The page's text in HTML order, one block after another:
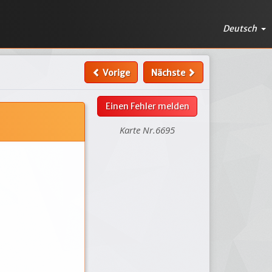
Deutsch
Vorige Nächste
Einen Fehler melden
Karte Nr.6695